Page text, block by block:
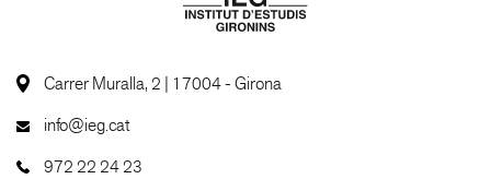
Carrer Muralla, 2 | 17004 - Girona
info@ieg.cat
972 22 24 23